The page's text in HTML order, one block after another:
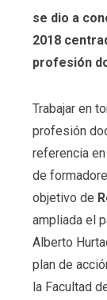
se dio a
2018
profesión
Trabajar en
profesión
referencia
de
objetivo de
ampliada el
Alberto
plan de
la Facultad